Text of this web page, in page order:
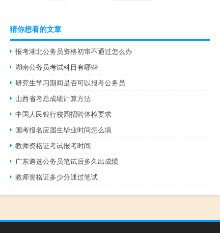
猜你想看的文章
报考湖北公务员资格初审不通过怎么办
湖南公务员考试科目有哪些
研究生学习期间是否可以报考公务员
山西省考总成绩计算方法
中国人民银行校园招聘体检要求
国考报名应届生毕业时间怎么填
教师资格证考试报考时间
广东遴选公务员笔试后多久出成绩
教师资格证多少分通过笔试